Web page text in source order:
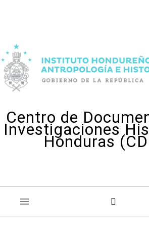
Centro de
Investigaciones
Honduras